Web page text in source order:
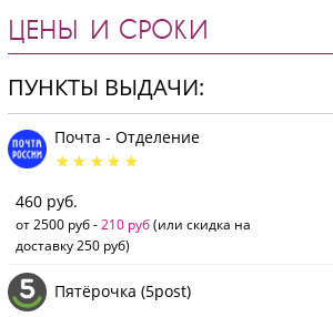
ЦЕНЫ И СРОКИ
ПУНКТЫ ВЫДАЧИ:
Почта - Отделение
460 руб.
от 2500 руб - 210 руб(или скидка на
доставку 250 руб)
Пятёрочка (5post)